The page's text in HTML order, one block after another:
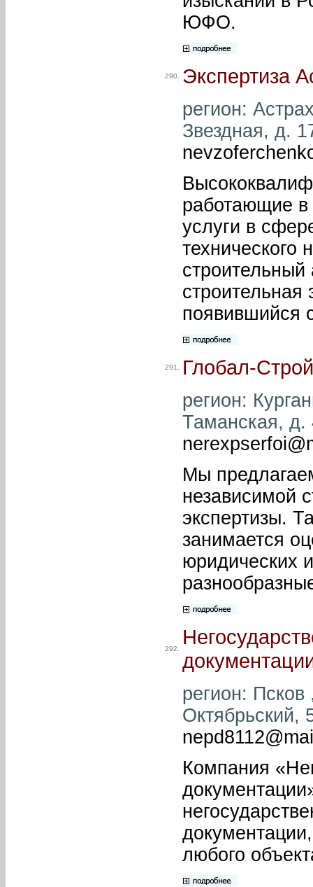
ЮФО.
290. Экспертиза
регион:
Звездная, д.
работающие
услуги в
технического
строительный
строительная
появившийся
291. Глобал-
регион:
Таманская, д.
Мы
независимой
экспертизы.
занимается
юридических
292.
регион:
Октябрьский,
Компания
любого